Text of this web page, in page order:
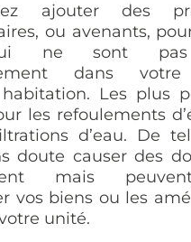
ajouter des
ou avenants,
ne sont pas
dans
habitation. Les plus
les refoulements
d’eau. De
doute causer des
mais
vos biens ou les
unité.